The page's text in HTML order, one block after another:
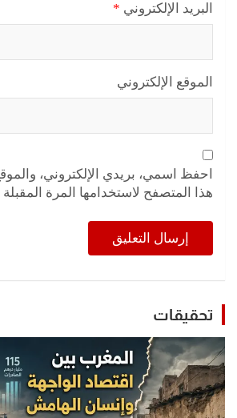
البريد الإلكتروني *
الموقع الإلكتروني
احفظ اسمي، بريدي الإلكتروني،
هذا المتصفح لاستخدامها المرة
تحقيقات